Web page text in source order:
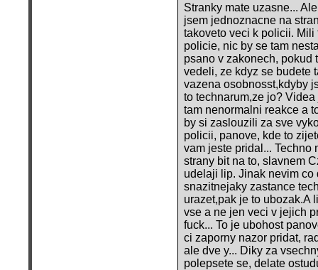
Stranky mate uzasne...
jsem jednoznacne na
takoveto veci k policii.
policie, nic by se tam
psano v zakonech, pokud
vedeli, ze kdyz se budete
vazena osobnosst,kdyby
to technarum,ze jo?
tam nenormalni reakce a
by si zaslouzili za sve
policii, panove, kde to
vam jeste pridal... Techno
strany bit na to, slavnem
udelaji lip. Jinak nevim
snazitnejaky zastance
urazet,pak je to ubozak.A
vse a ne jen veci v jejich
fuck... To je ubohost
ci zaporny nazor pridat,
ale dve y... Diky za
polepsete se, delate